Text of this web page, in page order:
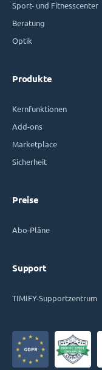
Sport- und Fitnesscenter
Beratung
Optik
Produkte
Kernfunktionen
Add-ons
Marketplace
Sicherheit
Preise
Abo-Pläne
Support
TIMIFY-Supportzentrum